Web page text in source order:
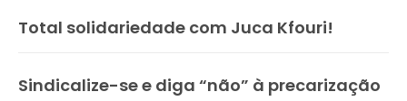
Total solidariedade com Juca Kfouri!
Sindicalize-se e diga “não” à precarização